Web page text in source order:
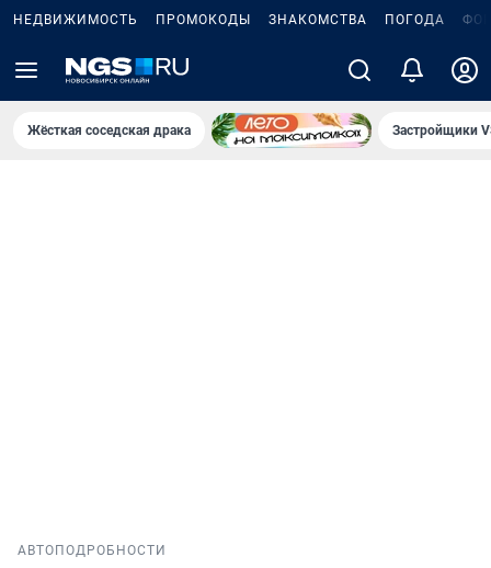
НЕДВИЖИМОСТЬ ПРОМОКОДЫ ЗНАКОМСТВА ПОГОДА
Жёсткая соседская драка Застройщики
АВТО ПОДРОБНОСТИ